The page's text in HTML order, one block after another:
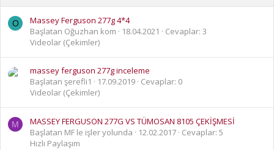
O
Massey Ferguson 277g 4*4
Başlatan Oğuzhan kom
18.04.2021
Cevaplar: 3
Videolar (Çekimler)
massey ferguson 277g inceleme
Başlatan şerefli1
17.09.2019 Cevaplar: 0
Videolar (Çekimler)
M
MASSEY FERGUSON 277G VS TÜMOSAN 8105 ÇEKİŞMESİ
Başlatan MF le işler yolunda
12.02.2017 Cevaplar: 5
Hızlı Paylaşım